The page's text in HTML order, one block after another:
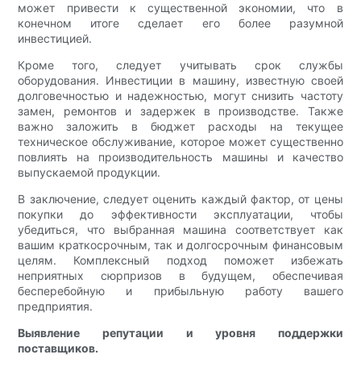
может привести к существенной экономии, что в
конечном итоге сделает его более разумной
инвестицией.
Кроме того, следует учитывать срок службы
оборудования. Инвестиции в машину, известную своей
долговечностью и надежностью, могут снизить частоту
замен, ремонтов и задержек в производстве. Также
важно заложить в бюджет расходы на текущее
техническое обслуживание, которое может существенно
повлиять на производительность машины и качество
выпускаемой продукции.
В заключение, следует оценить каждый фактор, от цены
покупки до эффективности эксплуатации, чтобы
убедиться, что выбранная машина соответствует как
вашим краткосрочным, так и долгосрочным финансовым
целям. Комплексный подход поможет избежать
неприятных сюрпризов в будущем, обеспечивая
бесперебойную и прибыльную работу вашего
предприятия.
Выявление репутации и уровня поддержки
поставщиков.